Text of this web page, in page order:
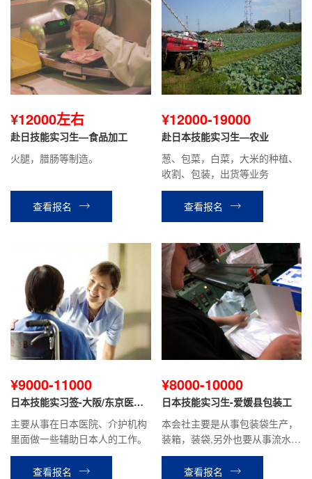
¥12000左右
赴日技能实习生—食品加工
火腿，腊肠等制造。
查看报名
¥12000-19000
赴日本技能实习生—农业
葱、包菜，白菜，大米的种植、
收割、包装，出货等业务
查看报名
¥9000-11000
日本技能实习签-大阪/东京医院
护理
主要从事在日本医院、介护机构
里面做一些辅助日本人的工作。
查看报名
¥8000-10000
日本技能实习生-爱媛县包装工
本会社主要是从事包装袋生产，
装箱，装袋,另外也要从事流水线
的工作，性质站立工作。
查看报名